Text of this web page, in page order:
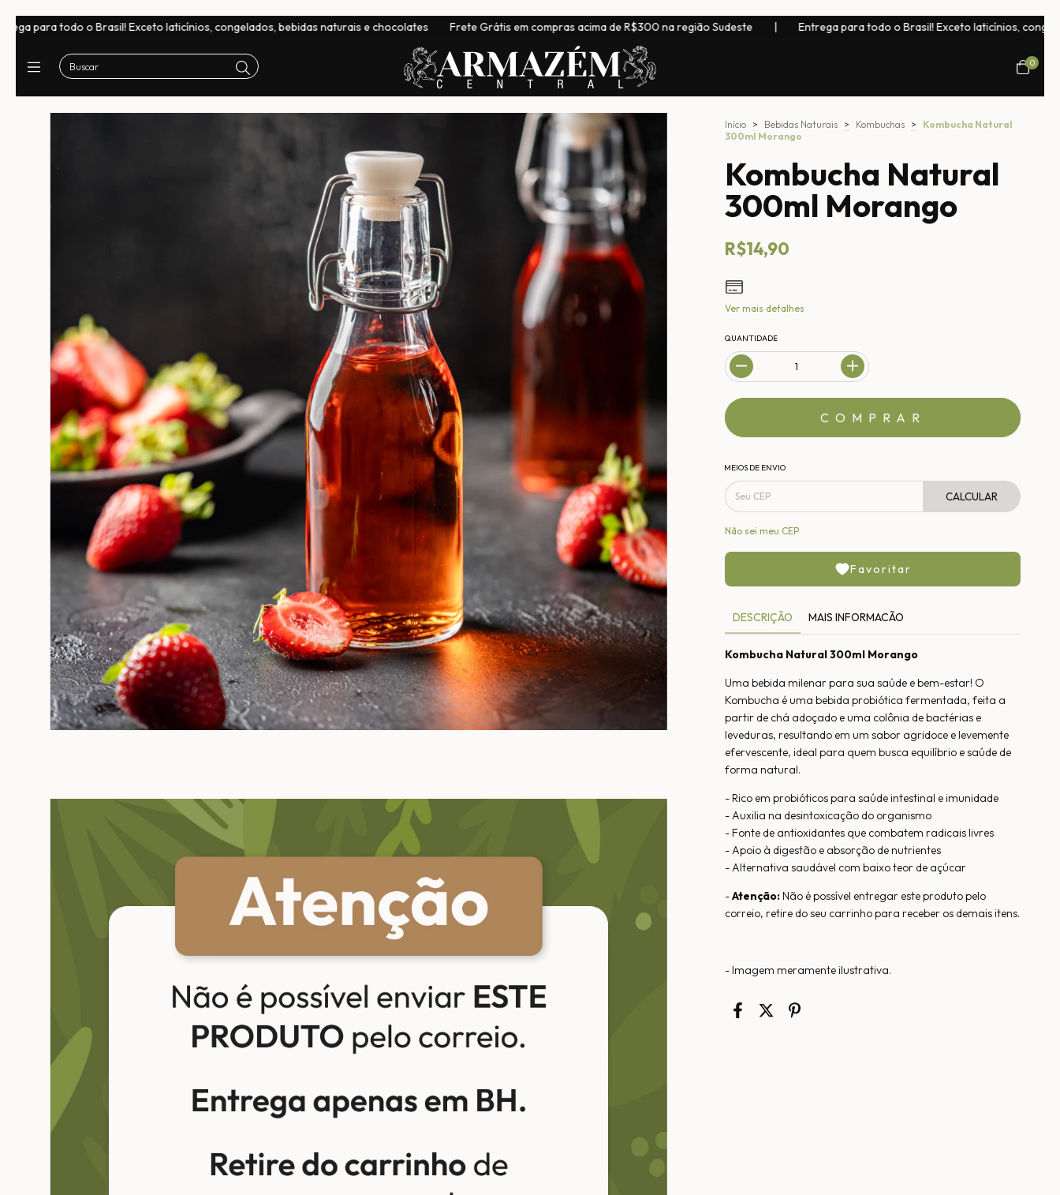
laticínios, congelados, bebidas naturais e chocolates Frete Grátis em compras acima de R$300 na região Sudeste | Entrega para todo o Brasil! Exceto laticínios, congelados, bebidas naturais e
0
Início > Bebidas Naturais > Kombuchas >
Kombucha Natural
300ml Morango
Kombucha Natural
300ml Morango
R$14,90
Ver mais detalhes
QUANTIDADE
MEIOS DE ENVIO
CALCULAR
Não sei meu CEP
Favoritar
DESCRIÇÃO MAIS INFORMACÃO
Kombucha Natural 300ml Morango
Uma bebida milenar para sua saúde e bem-estar! O
Kombucha é uma bebida probiótica fermentada, feita a
partir de chá adoçado e uma colônia de bactérias e
leveduras, resultando em um sabor agridoce e levemente
efervescente, ideal para quem busca equilíbrio e saúde de
forma natural.
- Rico em probióticos para saúde intestinal e imunidade
- Auxilia na desintoxicação do organismo
- Fonte de antioxidantes que combatem radicais livres
- Apoio à digestão e absorção de nutrientes
- Alternativa saudável com baixo teor de açúcar
-Atenção: Não é possível entregar este produto pelo
correio, retire do seu carrinho para receber os demais itens.
- Imagem meramente ilustrativa.